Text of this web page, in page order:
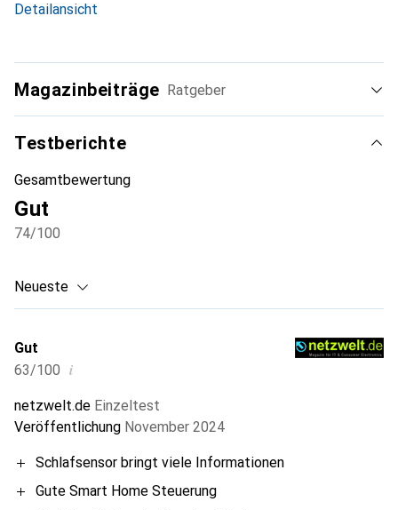
Detailansicht
Magazinbeiträge Ratgeber
Testberichte
Gesamtbewertung
Gut
74/100
Neueste
Gut
63/100 i
netzwelt.de Einzeltest
Veröffentlichung November 2024
Schlafsensor bringt viele Informationen
Gute Smart Home Steuerung